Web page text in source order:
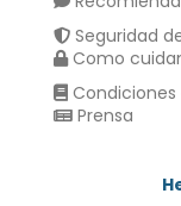
Seguridad
Como
Condiciones
Prensa